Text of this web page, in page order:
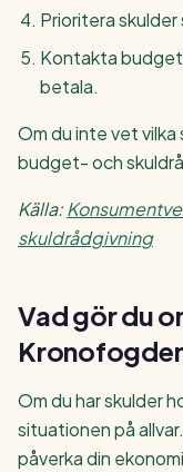
Prioritera
Kontakta
betala.
Om du inte vet vilka
budget- och
Källa:
skuldrådgivning
Vad gör du
Om du har skulder
situationen på
påverka din